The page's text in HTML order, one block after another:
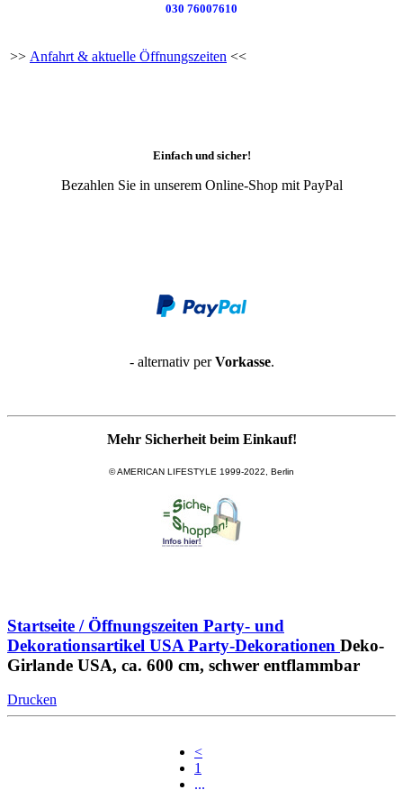
030 76007610
>> Anfahrt & aktuelle Öffnungszeiten <<
Einfach und sicher!
Bezahlen Sie in unserem Online-Shop mit PayPal
- alternativ perVorkasse.
Mehr Sicherheit beim Einkauf!
© AMERICAN LIFESTYLE 1999-2022, Berlin
Startseite / Öffnungszeiten Party- und
Dekorationsartikel USA Party-Dekorationen Deko-
Girlande USA, ca. 600 cm, schwer entflammbar
Drucken
<
1
...